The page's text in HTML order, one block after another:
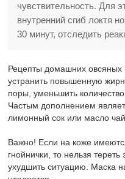
чувствительность. Для
внутренний сгиб локтя
30 минут, отследить
Рецепты домашних овсяных
устранить повышенную
поры, уменьшить
Частым дополнением
лимонный сок или масло
Важно! Если на коже
гнойнички, то нельзя
ухудшить ситуацию. Маска